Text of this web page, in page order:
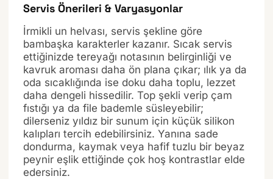
Servis Önerileri & Varyasyonlar
İrmikli un helvası, servis şekline göre
bambaşka karakterler kazanır. Sıcak servis
ettiğinizde tereyağı notasının belirginliği ve
kavruk aroması daha ön plana çıkar; ılık ya da
oda sıcaklığında ise doku daha toplu, lezzet
daha dengeli hissedilir. Top şekli verip çam
fıstığı ya da file bademle süsleyebilir;
dilerseniz yıldız bir sunum için küçük silikon
kalıpları tercih edebilirsiniz. Yanına sade
dondurma, kaymak veya hafif tuzlu bir beyaz
peynir eşlik ettiğinde çok hoş kontrastlar elde
edersiniz.